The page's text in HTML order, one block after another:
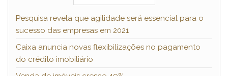
Pesquisa revela que agilidade será essencial para o
sucesso das empresas em 2021
Caixa anuncia novas flexibilizações no pagamento
do crédito imobiliário